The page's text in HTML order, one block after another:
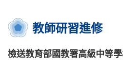
教師研習進修
檢送教育部國教署高級中等